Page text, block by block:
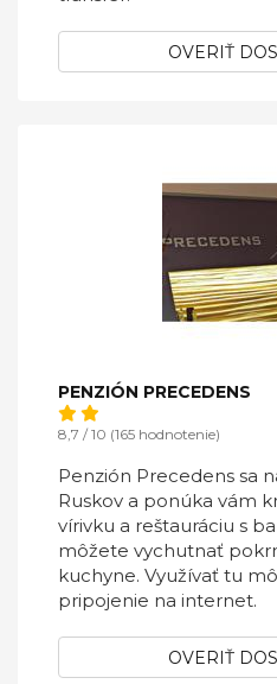
OVERIŤ
PENZIÓN PRECEDENS
8,7 / 10 (165 hodnotenie)
Penzión Precedens sa
Ruskov a ponúka vám
vírivku a reštauráciu s
môžete vychutnať
kuchyne. Využívať tu
pripojenie na internet.
OVERIŤ